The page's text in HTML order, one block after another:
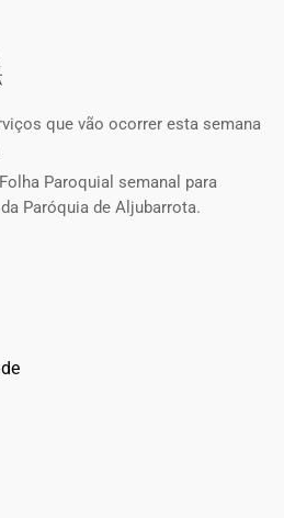
que vão ocorrer esta semana
Paroquial semanal para
Paróquia de Aljubarrota.